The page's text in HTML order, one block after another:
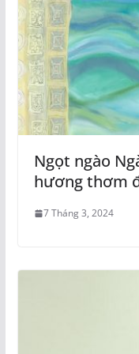
Ngọt ngào
hương thơm
7 Tháng 3, 2024